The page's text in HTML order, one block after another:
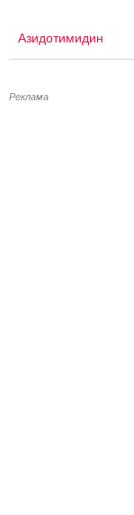
Азидотимидин
Реклама